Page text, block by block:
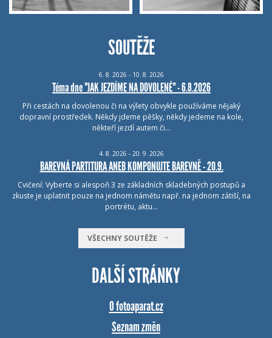
SOUTĚŽE
6. 8. 2026 - 10. 8. 2026
Téma dne "JAK JEZDÍME NA DOVOLENÉ" - 6.8.2026
Při cestách na dovolenou či na výlety obvykle používáme nějaký
dopravní prostředek. Někdy jdeme pěšky, někdy jedeme na kole,
někteří jezdí autem či…
4. 8. 2026 - 20. 9. 2026
BAREVNÁ PARTITURA ANEB KOMPONUJTE BAREVNĚ - 20.9.
Cvičení: Vyberte si alespoň 3 ze základních skladebných postupů a
zkuste je uplatnit pouze na jednom námětu např. na jednom zátiší, na
portrétu, aktu…
VŠECHNY SOUTĚŽE
DALŠÍ STRÁNKY
O fotoaparat.cz
Seznam změn